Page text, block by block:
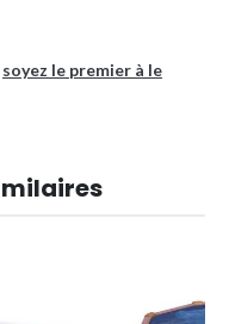
soyez le premier à le